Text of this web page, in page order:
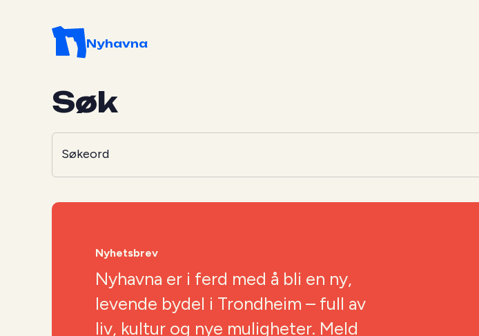
Nyhavna
Søk
Søkeord
Nyhetsbrev
Nyhavna er i ferd med å bli en ny,
levende bydel i Trondheim – full av
liv, kultur og nye muligheter. Meld